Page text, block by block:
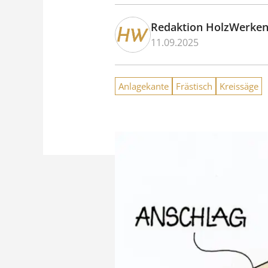
Redaktion HolzWerken
11.09.2025
Anlagekante Frästisch Kreissäge